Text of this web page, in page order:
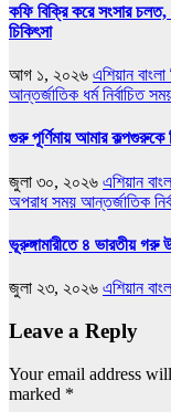
কফি বিক্রি করে সংসার
চিকিৎসা
আগ ১, ২০২৬ এশিয়ান
আন্তর্জাতিক ধর্মনির্বাচিত
গুরু পূর্ণিমায় আমার
জুলা ৩০, ২০২৬ এশিয়ান
অপরাধ সময় আন্তর্জাতিক
ভূরুঙ্গামারীতে ৪ ভারতীয়
জুলা ২৩, ২০২৬ এশিয়ান
Leave a Reply
Your email address
marked *